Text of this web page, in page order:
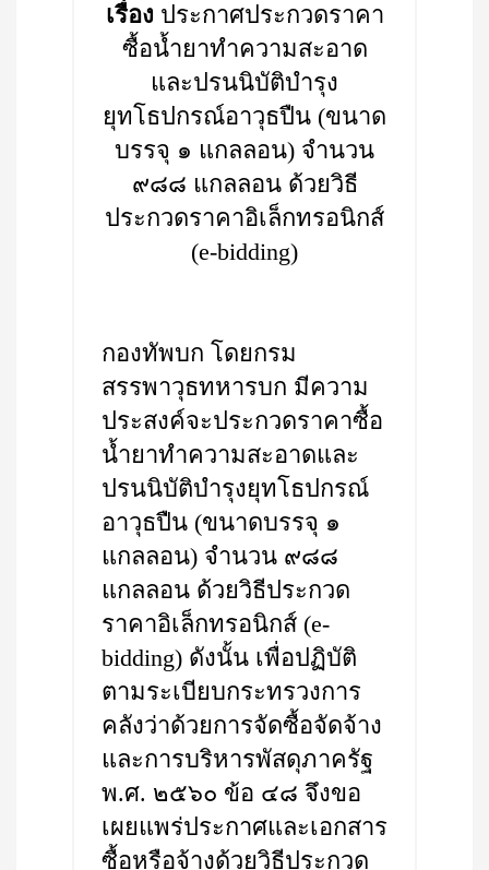
เรื่อง ประกาศประกวดราคา
ซื้อน้ำยาทำความสะอาด
และปรนนิบัติบำรุง
ยุทโธปกรณ์อาวุธปืน (ขนาด
บรรจุ ๑ แกลลอน) จำนวน
๙๘๘ แกลลอน ด้วยวิธี
ประกวดราคาอิเล็กทรอนิกส์
(e-bidding)
กองทัพบก โดยกรม
สรรพาวุธทหารบก มีความ
ประสงค์จะประกวดราคาซื้อ
น้ำยาทำความสะอาดและ
ปรนนิบัติบำรุงยุทโธปกรณ์
อาวุธปืน (ขนาดบรรจุ ๑
แกลลอน) จำนวน ๙๘๘
แกลลอน ด้วยวิธีประกวด
ราคาอิเล็กทรอนิกส์ (e-
bidding) ดังนั้น เพื่อปฏิบัติ
ตามระเบียบกระทรวงการ
คลังว่าด้วยการจัดซื้อจัดจ้าง
และการบริหารพัสดุภาครัฐ
พ.ศ. ๒๕๖๐ ข้อ ๔๘ จึงขอ
เผยแพร่ประกาศและเอกสาร
ซื้อหรือจ้างด้วยวิธีประกวด